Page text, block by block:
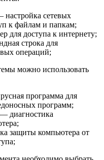
настройка сетевых
к файлам и папкам;
для доступа к интернету;
строка для
операций;
можно использовать
программа для
программ;
диагностика
защиты компьютера от